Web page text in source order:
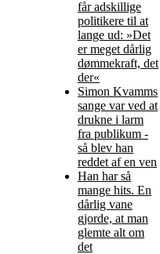
får adskillige
politikere til at
lange ud: »Det
er meget dårlig
dømmekraft, det
der«
Simon Kvamms
sange var ved at
drukne i larm
fra publikum -
så blev han
reddet af en ven
Han har så
mange hits. En
dårlig vane
gjorde, at man
glemte alt om
det